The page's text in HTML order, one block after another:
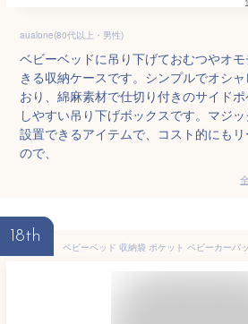
aualone(80代以上・男性)
ベビーベッドに吊り下げておむつやオ
きる収納ケースです。シンプルでオシ
おり、綿麻素材で仕切り付きのサイド
しやすい吊り下げボックスです。マジ
設置できるアイテムで、コスト的にも
ので、
18th